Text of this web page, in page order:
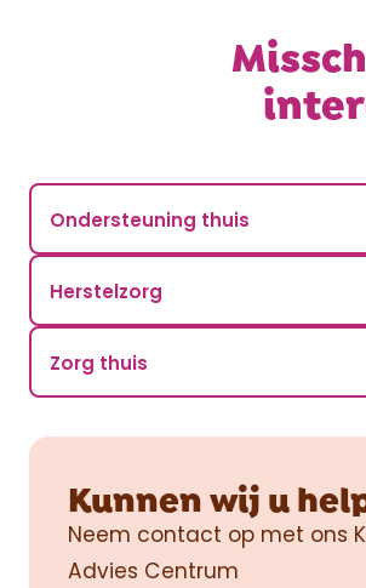
Ondersteuning thuis
Herstelzorg
Zorg thuis
Kunnen wij u
Neem contact op met ons
Advies Centrum